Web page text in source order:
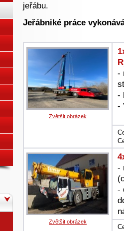
jeřábu.
Jeřábniké práce
Zvětšit obrázek
-
-
-
Zvětšit obrázek
-
-